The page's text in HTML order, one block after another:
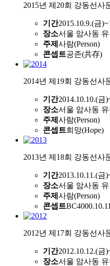
2015년 제20회 강동선사
기간2015.10.9.(금
장소서울 암사동 유
주제 사람(Person)
콘셉트공존(共存)
2014년 제19회 강동선사
기간2014.10.10.(금
장소서울 암사동 유
주제 사람(Person)
콘셉트희망(Hope)
2013년 제18회 강동선사
기간2013.10.11.(금
장소서울 암사동 유
주제 사람(Person)
콘셉트BC4000.10.11
2012년 제17회 강동선사
기간2012.10.12.(금
장소서울 암사동 유